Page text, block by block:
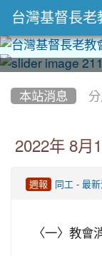
本站消息
2022年 8月
週報 同工 -最新
〈一〉教會
台灣基督長